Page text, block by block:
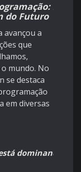
do Futuro
avançou a
que
mundo. No
se destaca
em diversas
dominando o